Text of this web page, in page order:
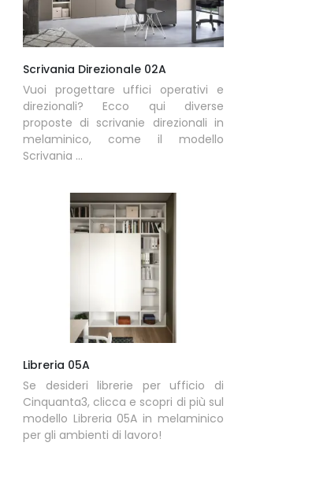
Scrivania Direzionale 02A
Vuoi progettare uffici operativi e
direzionali? Ecco qui diverse
proposte di scrivanie direzionali in
melaminico, come il modello
Scrivania ...
Libreria 05A
Se desideri librerie per ufficio di
Cinquanta3, clicca e scopri di più sul
modello Libreria 05A in melaminico
per gli ambienti di lavoro!